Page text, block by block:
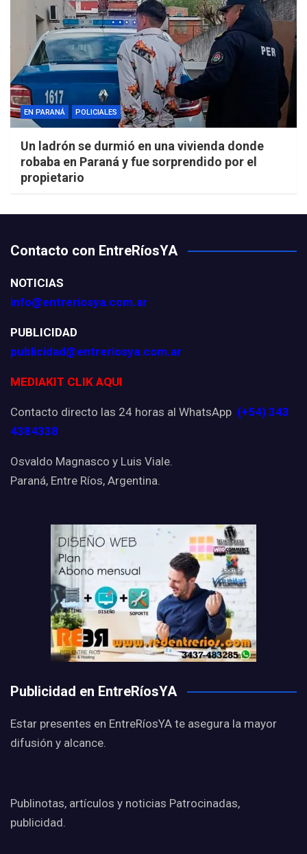
EN PARANÁ POLICIALES
Un ladrón se durmió en una vivienda donde
robaba en Paraná y fue sorprendido por el
propietario
Contacto con EntreRíosYA
NOTICIAS
info@entreriosya.com.ar
PUBLICIDAD
publicidad@entreriosya.com.ar
MEDIAKIT CLIK AQUI
Contacto directo las 24 horas al WhatsApp (+54) 343
4384338
Osvaldo Magnasco y Luis Viale.
Paraná, Entre Ríos, Argentina.
Publicidad en EntreRíosYA
Estar presentes en EntreRíosYA te asegura la mayor
difusión y alcance.
Publinotas, artículos y noticias Patrocinadas,
publicidad.